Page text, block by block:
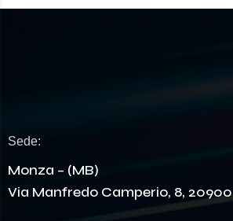
Sede:
Monza – (MB)
Via Manfredo Camperio, 8, 20900